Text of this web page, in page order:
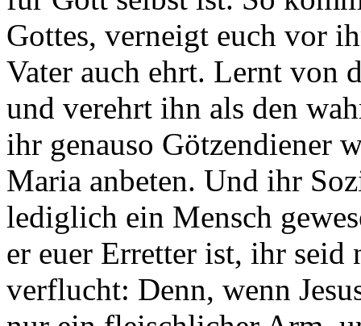
Gottes, verneigt euch vor
Vater auch ehrt. Lernt von
und verehrt ihn als den
ihr genauso Götzendiener
Maria anbeten. Und ihr
lediglich ein Mensch
er euer Erretter ist, ihr seid
verflucht: Denn, wenn